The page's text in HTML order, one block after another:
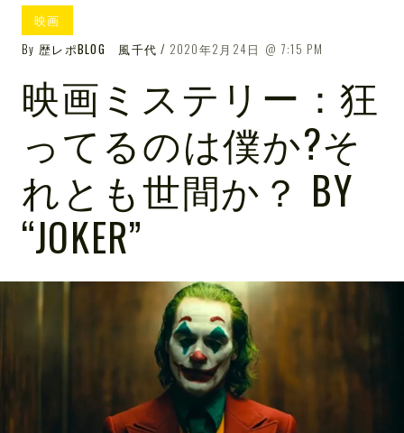
映画
By 歴レポBLOG 風千代 2020年2月24日 7:15 PM
映画ミステリー：狂
ってるのは僕か?そ
れとも世間か？ BY
“JOKER”